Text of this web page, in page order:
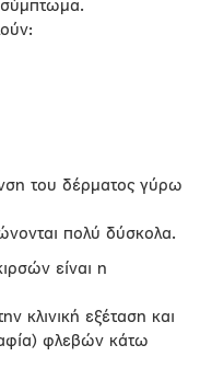
σύμπτωμα.
του δέρματος γύρω
πολύ δύσκολα.
είναι η
κλινική εξέταση και
φλεβών κάτω